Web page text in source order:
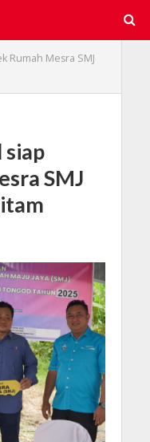
Rumah Mesra SMJ
SMJ